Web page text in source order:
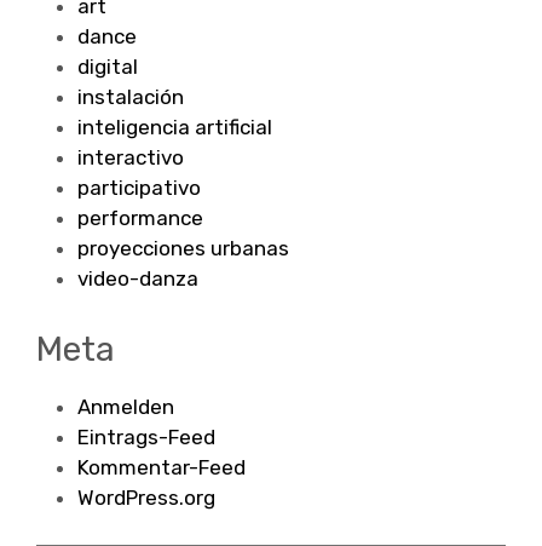
art
dance
digital
instalación
inteligencia artificial
interactivo
participativo
performance
proyecciones urbanas
video-danza
Meta
Anmelden
Eintrags-Feed
Kommentar-Feed
WordPress.org